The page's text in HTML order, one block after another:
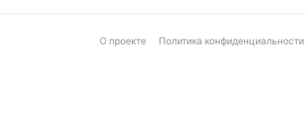
О проекте Политика конфиденциальности